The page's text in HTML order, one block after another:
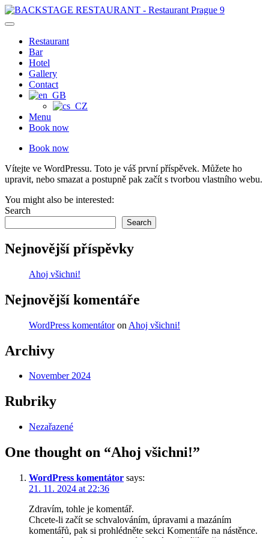
Skip
to
Restaurant
Bar
Hotel
Gallery
Contact
Menu
Book now
Book now
Vítejte ve WordPressu. Toto je váš první příspěvek. Můžete ho
upravit, nebo smazat a postupně pak začít s tvorbou vlastního webu.
You might also be interested:
Search
Search
Nejnovější příspěvky
Ahoj všichni!
Nejnovější komentáře
WordPress komentátoron Ahoj všichni!
Archivy
November 2024
Rubriky
Nezařazené
One thought on “Ahoj všichni!”
WordPress komentátor says:
21. 11. 2024 at 22:36
Zdravím, tohle je komentář.
Chcete-li začít se schvalováním, úpravami a mazáním
komentářů, pak si prohlédněte sekci Komentáře na nástěnce.